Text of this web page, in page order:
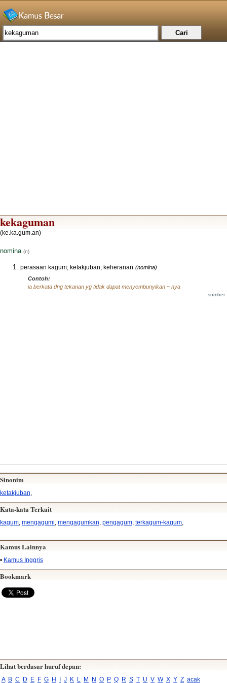
kekaguman
(ke.ka.gum.an)
nomina (n)
perasaan kagum; ketakjuban; keheranan (nomina)
Contoh:
ia berkata dng tekanan yg tidak dapat menyembunyikan ~ nya
Sinonim
ketakjuban
Kata-kata Terkait
kagum, mengagumi, mengagumkan, pengagum, terkagum-kagum,
Kamus Lainnya
• Kamus Inggris
Bookmark
Lihat berdasar huruf depan:
A B C D E F G H I J K L M N O P Q R S T U V W X Y Z acak